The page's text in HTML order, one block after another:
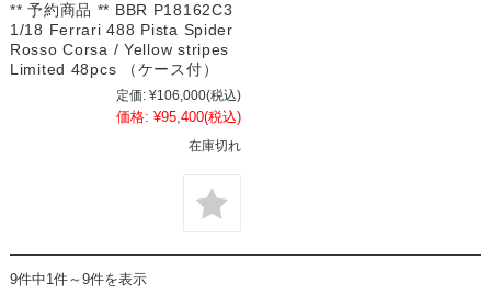
** 予約商品 ** BBR P18162C3
1/18 Ferrari 488 Pista Spider
Rosso Corsa / Yellow stripes
Limited 48pcs （ケース付）
定価: ¥106,000(税込)
価格: ¥95,400(税込)
在庫切れ
9件中1件～9件を表示